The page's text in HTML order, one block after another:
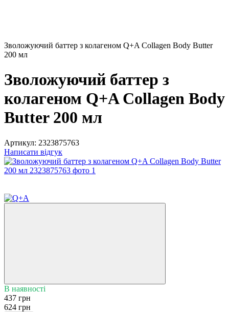
Зволожуючий баттер з колагеном Q+A Collagen Body Butter
200 мл
Зволожуючий баттер з
колагеном Q+A Collagen Body
Butter 200 мл
Артикул: 2323875763
Написати відгук
В наявності
437 грн
624 грн